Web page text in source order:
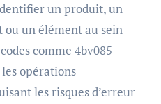
un produit, un
ou un élément au sein
comme 4bv085
opérations
les risques d’erreur